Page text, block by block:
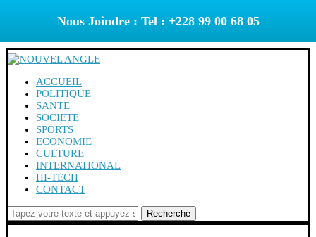
Nous Joindre : Tel : +228 99 00 68 05
ACCUEIL
POLITIQUE
SANTE
SOCIETE
SPORTS
ECONOMIE
CULTURE
INTERNATIONAL
HI-TECH
CONTACT
Recherche